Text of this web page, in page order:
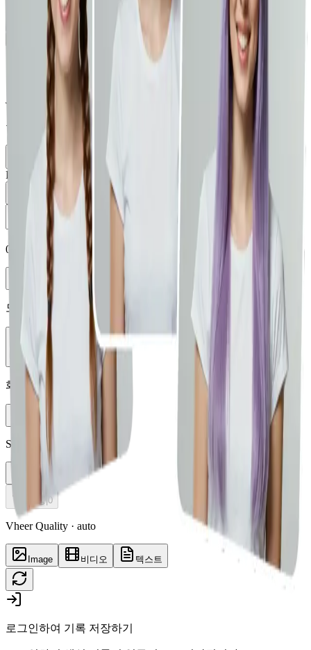
히스토리
이미지를 여기에 드롭하거나 클릭하여 찾아보기
JPG, PNG, WEBP(최대 10MB) 지원
클립보드에서 붙여넣기가 지원됩니다.
이미지 선택 라이브러리에서 로드
Prompt
0
Enhance
모델 선택
Vheer Quality
화면 비율
Styles
Buzz Cut
생성|0
Vheer Quality · auto
Image 비디오 텍스트
로그인하여 기록 저장하기